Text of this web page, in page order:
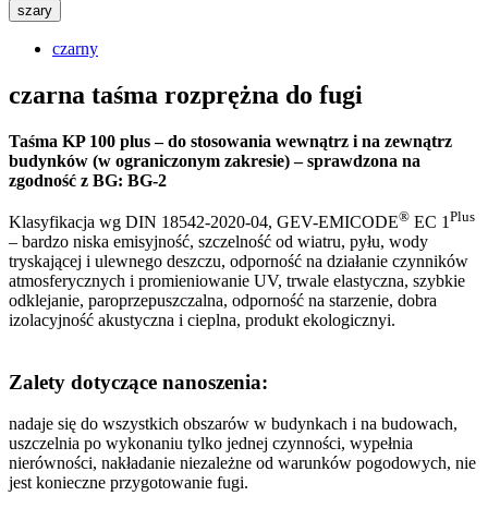
szary
czarny
czarna taśma rozprężna do fugi
Taśma KP 100 plus – do stosowania wewnątrz i na zewnątrz
budynków (w ograniczonym zakresie) – sprawdzona na
zgodność z BG: BG-2
Klasyfikacja wg DIN 18542-2020-04, GEV-EMICODE® EC 1 Plus
– bardzo niska emisyjność, szczelność od wiatru, pyłu, wody
tryskającej i ulewnego deszczu, odporność na działanie czynników
atmosferycznych i promieniowanie UV, trwale elastyczna, szybkie
odklejanie, paroprzepuszczalna, odporność na starzenie, dobra
izolacyjność akustyczna i cieplna, produkt ekologicznyi.
Zalety dotyczące nanoszenia:
nadaje się do wszystkich obszarów w budynkach i na budowach,
uszczelnia po wykonaniu tylko jednej czynności, wypełnia
nierówności, nakładanie niezależne od warunków pogodowych, nie
jest konieczne przygotowanie fugi.